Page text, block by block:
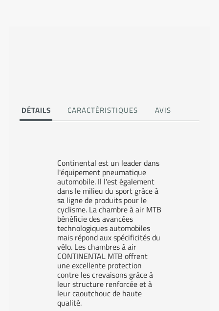
DÉTAILS CARACTÉRISTIQUES AVIS
Continental est un leader dans
l'équipement pneumatique
automobile. Il l'est également
dans le milieu du sport grâce à
sa ligne de produits pour le
cyclisme. La chambre à air MTB
bénéficie des avancées
technologiques automobiles
mais répond aux spécificités du
vélo. Les chambres à air
CONTINENTAL MTB offrent
une excellente protection
contre les crevaisons grâce à
leur structure renforcée et à
leur caoutchouc de haute
qualité.